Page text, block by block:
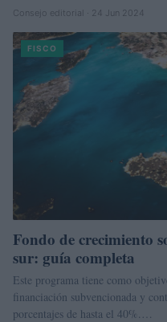
Consejo editorial · 24 Jun 2024
FISCO
Fondo de crecimiento
sur: guía completa
Este programa tiene como
financiación subvencionada y
porcentajes de hasta el 40%.…